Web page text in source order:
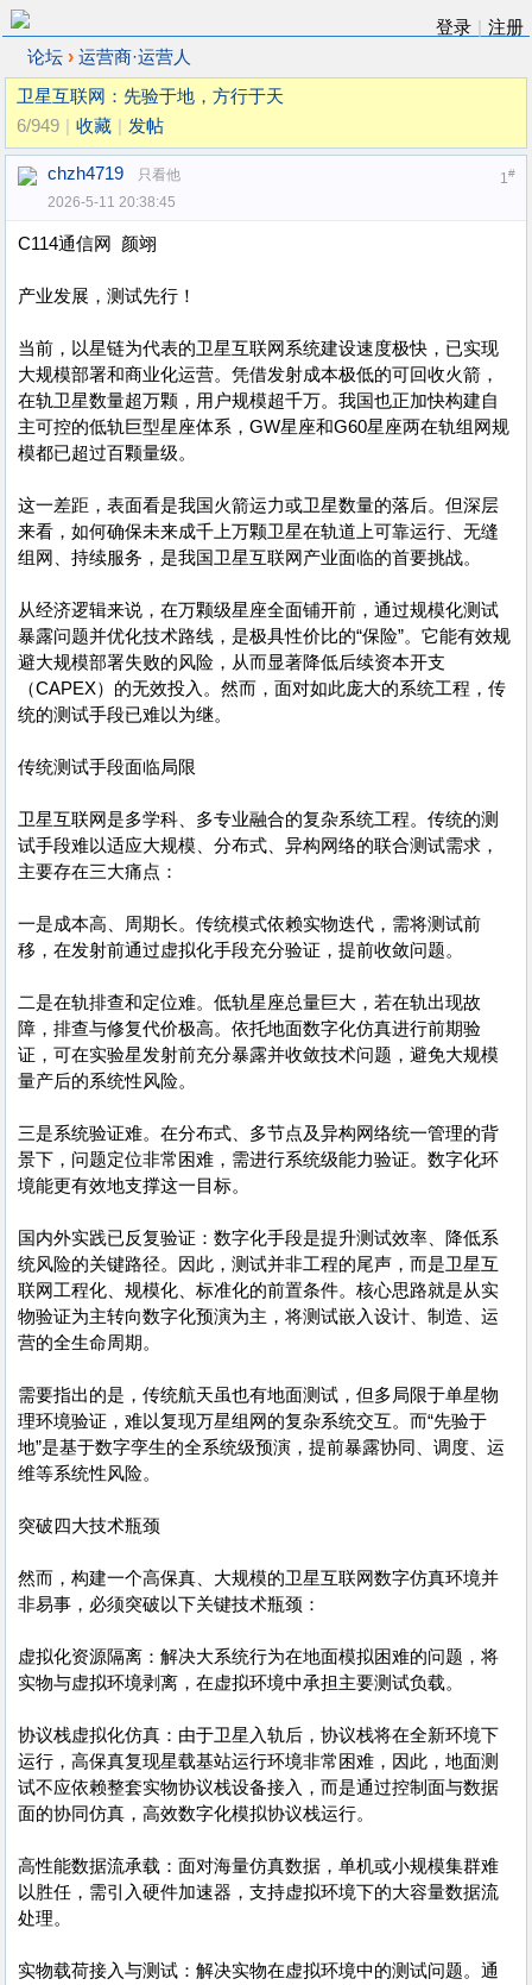
登录
注册
论坛 › 运营商·运营人
卫星互联网：先验于地，方行于天
6/949
收藏 发帖
1#
chzh4719
只看他
2026-5-11 20:38:45
C114通信网 颜翊
产业发展，测试先行！
当前，以星链为代表的卫星互联网系统建设速度极快，已实现
大规模部署和商业化运营。凭借发射成本极低的可回收火箭，
在轨卫星数量超万颗，用户规模超千万。我国也正加快构建自
主可控的低轨巨型星座体系，GW星座和G60星座两在轨组网规
模都已超过百颗量级。
这一差距，表面看是我国火箭运力或卫星数量的落后。但深层
来看，如何确保未来成千上万颗卫星在轨道上可靠运行、无缝
组网、持续服务，是我国卫星互联网产业面临的首要挑战。
从经济逻辑来说，在万颗级星座全面铺开前，通过规模化测试
暴露问题并优化技术路线，是极具性价比的“保险”。它能有效规
避大规模部署失败的风险，从而显著降低后续资本开支
（CAPEX）的无效投入。然而，面对如此庞大的系统工程，传
统的测试手段已难以为继。
传统测试手段面临局限
卫星互联网是多学科、多专业融合的复杂系统工程。传统的测
试手段难以适应大规模、分布式、异构网络的联合测试需求，
主要存在三大痛点：
一是成本高、周期长。传统模式依赖实物迭代，需将测试前
移，在发射前通过虚拟化手段充分验证，提前收敛问题。
二是在轨排查和定位难。低轨星座总量巨大，若在轨出现故
障，排查与修复代价极高。依托地面数字化仿真进行前期验
证，可在实验星发射前充分暴露并收敛技术问题，避免大规模
量产后的系统性风险。
三是系统验证难。在分布式、多节点及异构网络统一管理的背
景下，问题定位非常困难，需进行系统级能力验证。数字化环
境能更有效地支撑这一目标。
国内外实践已反复验证：数字化手段是提升测试效率、降低系
统风险的关键路径。因此，测试并非工程的尾声，而是卫星互
联网工程化、规模化、标准化的前置条件。核心思路就是从实
物验证为主转向数字化预演为主，将测试嵌入设计、制造、运
营的全生命周期。
需要指出的是，传统航天虽也有地面测试，但多局限于单星物
理环境验证，难以复现万星组网的复杂系统交互。而“先验于
地”是基于数字孪生的全系统级预演，提前暴露协同、调度、运
维等系统性风险。
突破四大技术瓶颈
然而，构建一个高保真、大规模的卫星互联网数字仿真环境并
非易事，必须突破以下关键技术瓶颈：
虚拟化资源隔离：解决大系统行为在地面模拟困难的问题，将
实物与虚拟环境剥离，在虚拟环境中承担主要测试负载。
协议栈虚拟化仿真：由于卫星入轨后，协议栈将在全新环境下
运行，高保真复现星载基站运行环境非常困难，因此，地面测
试不应依赖整套实物协议栈设备接入，而是通过控制面与数据
面的协同仿真，高效数字化模拟协议栈运行。
高性能数据流承载：面对海量仿真数据，单机或小规模集群难
以胜任，需引入硬件加速器，支持虚拟环境下的大容量数据流
处理。
实物载荷接入与测试：解决实物在虚拟环境中的测试问题。通